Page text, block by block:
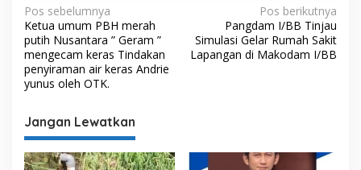
N
a
v
i
a
s
Pos sebelumnya
Ketua umum PBH merah
putih Nusantara ” Geram ”
mengecam keras Tindakan
penyiraman air keras Andrie
yunus oleh OTK.
Pos berikutnya
Pangdam I/BB Tinjau
Simulasi Gelar Rumah Sakit
Lapangan di Makodam I/BB
Jangan Lewatkan